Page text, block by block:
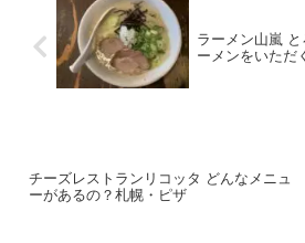
ラーメン山嵐
ーメンをいた
チーズレストランリコッタ どんなメニュ
ーがあるの？札幌・ピザ